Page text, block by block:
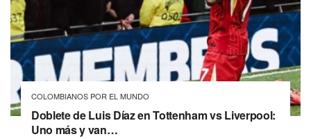
COLOMBIANOS POR EL MUNDO
Doblete de Luis Díaz en Tottenham vs Liverpool:
Uno más y van…